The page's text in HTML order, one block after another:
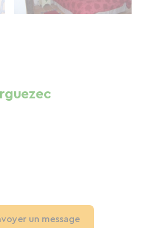
un message